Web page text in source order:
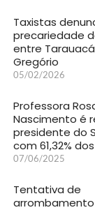
Taxistas
precariedade
entre Tarauacá
Gregório
05/02/2026
Professora
Nascimento é
presidente do
com 61,32%
07/06/2025
Tentativa de